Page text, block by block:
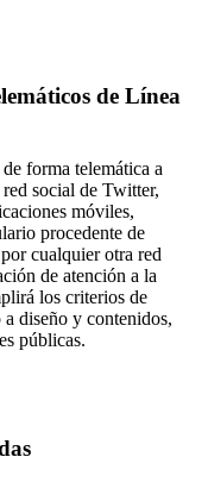
de Línea
forma telemática a
social de Twitter,
móviles,
procedente de
cualquier otra red
de atención a la
los criterios de
diseño y contenidos,
públicas.